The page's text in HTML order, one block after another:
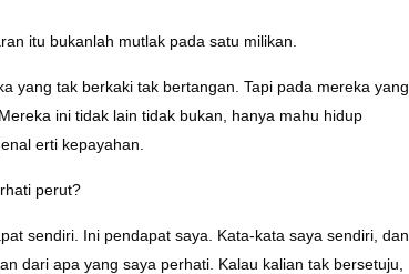
itu bukanlah mutlak pada satu milikan.
yang tak berkaki tak bertangan. Tapi pada mereka yang
ini tidak lain tidak bukan, hanya mahu hidup
erti kepayahan.
perut?
sendiri. Ini pendapat saya. Kata-kata saya sendiri, dan
dari apa yang saya perhati. Kalau kalian tak bersetuju,